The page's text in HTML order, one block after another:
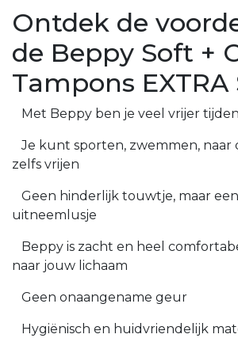
Ontdek de
de Beppy Soft +
Tampons EXTRA
Met Beppy ben je veel vrijer
Je kunt sporten, zwemmen, naar
zelfs vrijen
Geen hinderlijk touwtje, maar
uitneemlusje
Beppy is zacht en heel
naar jouw lichaam
Geen onaangename geur
Hygiënisch en huidvriendelijk